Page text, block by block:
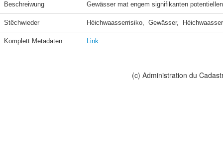
Beschreiwung Gewässer mat engem signifikanten
Stëchwieder Héichwaasserrisiko,  Gewässer,  Héichwaasser
Komplett Metadaten Link
(c) Administration du